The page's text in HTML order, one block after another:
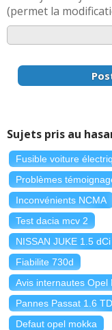
(permet la
Sujets pris au
Fusible voiture
Problèmes
Inconvénients NCMA
Test dacia mcv 2
NISSAN JUKE 1.5
Fiabilite 730d
Avis internautes Opel
Pannes Passat 1.6
Defaut opel mokka